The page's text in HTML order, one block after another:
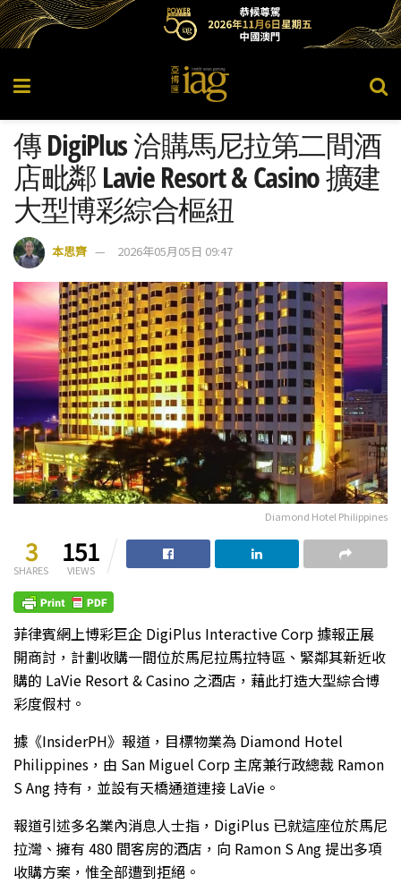
傳 DigiPlus 洽購馬尼拉第二間酒
店毗鄰 Lavie Resort & Casino 擴建
大型博彩綜合樞紐
本思齊 2026年05月05日 09:47
Diamond Hotel Philippines
3
SHARES
151
VIEWS
菲律賓網上博彩巨企 DigiPlus Interactive Corp 據報正展
開商討，計劃收購一間位於馬尼拉馬拉特區、緊鄰其新近收
購的 LaVie Resort & Casino 之酒店，藉此打造大型綜合博
彩度假村。
據《InsiderPH》報道，目標物業為 Diamond Hotel
Philippines，由 San Miguel Corp 主席兼行政總裁 Ramon
S Ang 持有，並設有天橋通道連接 LaVie。
報道引述多名業內消息人士指，DigiPlus 已就這座位於馬尼
拉灣、擁有 480 間客房的酒店，向 Ramon S Ang 提出多項
收購方案，惟全部遭到拒絕。